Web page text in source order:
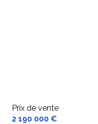
Chauffage
Prix de vente
2 190 000 €